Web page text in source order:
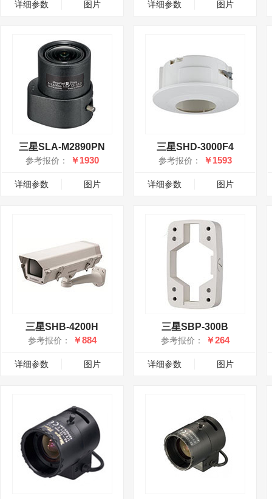
详细参数 图片 详细参数 图片
三星SLA-M2890PN
参考报价： ￥1930
详细参数 图片
三星SHD-3000F4
参考报价： ￥1593
详细参数 图片
三星SHB-4200H
参考报价： ￥884
详细参数 图片
三星SBP-300B
参考报价： ￥264
详细参数 图片